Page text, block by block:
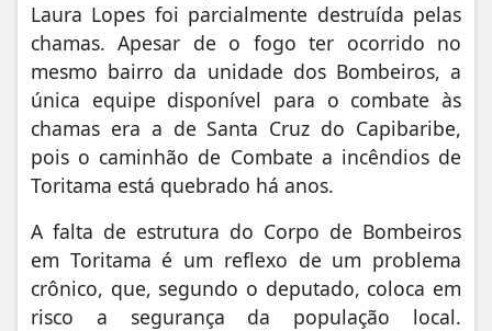
Laura Lopes foi parcialmente destruída pelas
chamas. Apesar de o fogo ter ocorrido no
mesmo bairro da unidade dos Bombeiros, a
única equipe disponível para o combate às
chamas era a de Santa Cruz do Capibaribe,
pois o caminhão de Combate a incêndios de
Toritama está quebrado há anos.
A falta de estrutura do Corpo de Bombeiros
em Toritama é um reflexo de um problema
crônico, que, segundo o deputado, coloca em
risco a segurança da população local.